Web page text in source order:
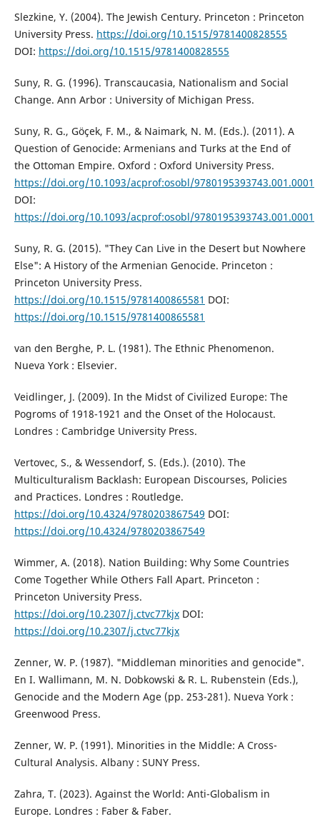
Slezkine, Y. (2004). The Jewish Century. Princeton : Princeton
University Press. https://doi.org/10.1515/9781400828555
DOI: https://doi.org/10.1515/9781400828555
Suny, R. G. (1996). Transcaucasia, Nationalism and Social
Change. Ann Arbor : University of Michigan Press.
Suny, R. G., Göçek, F. M., & Naimark, N. M. (Eds.). (2011). A
Question of Genocide: Armenians and Turks at the End of
the Ottoman Empire. Oxford : Oxford University Press.
https://doi.org/10.1093/acprof:osobl/9780195393743.001.0001
DOI:
https://doi.org/10.1093/acprof:osobl/9780195393743.001.0001
Suny, R. G. (2015). "They Can Live in the Desert but Nowhere
Else": A History of the Armenian Genocide. Princeton :
Princeton University Press.
https://doi.org/10.1515/9781400865581 DOI:
https://doi.org/10.1515/9781400865581
van den Berghe, P. L. (1981). The Ethnic Phenomenon.
Nueva York : Elsevier.
Veidlinger, J. (2009). In the Midst of Civilized Europe: The
Pogroms of 1918-1921 and the Onset of the Holocaust.
Londres : Cambridge University Press.
Vertovec, S., & Wessendorf, S. (Eds.). (2010). The
Multiculturalism Backlash: European Discourses, Policies
and Practices. Londres : Routledge.
https://doi.org/10.4324/9780203867549 DOI:
https://doi.org/10.4324/9780203867549
Wimmer, A. (2018). Nation Building: Why Some Countries
Come Together While Others Fall Apart. Princeton :
Princeton University Press.
https://doi.org/10.2307/j.ctvc77kjxDOI:
https://doi.org/10.2307/j.ctvc77kjx
Zenner, W. P. (1987). "Middleman minorities and genocide".
En I. Wallimann, M. N. Dobkowski & R. L. Rubenstein (Eds.),
Genocide and the Modern Age (pp. 253-281). Nueva York :
Greenwood Press.
Zenner, W. P. (1991). Minorities in the Middle: A Cross-
Cultural Analysis. Albany : SUNY Press.
Zahra, T. (2023). Against the World: Anti-Globalism in
Europe. Londres : Faber & Faber.